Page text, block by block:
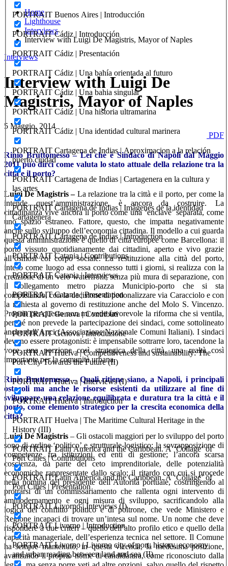
PORTRAIT Buenos Aires | Introducción
PORTRAIT Cádiz | Introducción
PORTRAIT Cádiz | Presentación
PORTRAIT Cádiz | Una bahía orientada al futuro
PORTRAIT Cádiz | Una bahia singular
PORTRAIT Cádiz | Una historia ultramarina
PORTRAIT Cádiz | Una identidad cultural marinera
PORTRAIT Cartagena de Indias | Aproximacion a la relación
puerto ciudad
PORTRAIT Cartagena de Indias | Cartagenera en la cultura y
las artes
PORTRAIT Cartagena de Indias | Imágenes de la identidad
Cartagenera
PORTRAIT Cartagena de Indias | Introduction
PORTRAIT Catania | Contributions
PORTRAIT Catania | Interviews
PORTRAIT Catania | Presentation
PORTRAIT Genova | Contributi
PORTRAIT Genova | Introduzione
PORTRAIT Huelva | Competitiveness and sustainability: The
Port City Towards the Future (II)
PORTRAIT Huelva | Interviews (I)
PORTRAIT Huelva | Introduction
PORTRAIT Huelva | The Maritime Cultural Heritage in the
History (III)
PORTRAIT Latin America and the Caribbean. A ‘Collage’ of
Port Cities | Contributions
PORTRAIT Latin America and the Caribbean. A ‘Collage’ of
Port Cities | Presentation
PORTRAIT Livorno | Inteviews (I)
PORTRAIT Livorno | Introduction
PORTRAIT Livorno | Livorno city of port: history, economy
and urban reading between land and sea (II)
Home
Lighthouse
Interviews
Interview with Luigi De Magistris, Mayor of Naples
Interviews
Interview with Luigi De
Magistris, Mayor of Naples
5 Maggio, 2014
PDF
Rinio Bruttomesso –Lei che è Sindaco di Napoli dal Maggio
2011 può dirci come valuta lo stato attuale della relazione tra la
città e il porto?
Luigi De Magistris – La relazione tra la città e il porto, per come la
intende quest’amministrazione, è ancora da costruire. La
cittadinanza vive ancora il porto come una ‘enclave’ separata, come
uno spazio estraneo. Fattore, questo, che impatta negativamente
anche sullo sviluppo dell’economia cittadina. Il modello a cui guarda
questa amministrazione è quello di città europee come Barcellona: il
porto vissuto quotidianamente dai cittadini, aperto e vivo grazie
all’osmosi col corpo sociale. La restituzione alla città del porto,
inteso come luogo ad essa connesso tutti i giorni, si realizza con la
creazione di un vero waterfront, senza più mura di separazione, con
il collegamento metro piazza Municipio-porto che si sta
completando, con la decisione di pedonalizzare via Caracciolo e con
la richiesta al governo di restituzione anche del Molo S. Vincenzo.
Proprio per questo non mi vede favorevole la riforma che si ventila,
perché non prevede la partecipazione dei sindaci, come sottolineato
anche dall’Anci (Associazione Nazionale Comuni Italiani). I sindaci
devono essere protagonisti: è impensabile sottrarre loro, tacendone la
voce, una porzione così strategica della città, una realtà così
importante per la comunità urbana.
Rinio Bruttomesso – Quali ritiene siano, a Napoli, i principali
ostacoli ma anche le risorse esistenti da utilizzare al fine di
sviluppare una relazione equilibrata e duratura tra la città e il
porto, come elemento strategico per la crescita economica della
città?
Luigi De Magistris – Gli ostacoli maggiori per lo sviluppo del porto
sono di ordine ‘politico’ e strutturale-logistico: la sovrapposizione di
competenze fra istituzioni ed enti di gestione; l’ancora scarsa
coscienza, da parte del ceto imprenditoriale, delle potenzialità
economiche rappresentate dallo scalo; il ritardo con cui si procede
nella nomina del presidente dell’Autorità portuale, costringendo al
protrarsi di un commissariamento che rallenta ogni intervento di
ammodernamento e ogni misura di sviluppo, sacrificandolo alla
logica del conflitto politico e di poltrone, che vede Ministero e
Regione incapaci di trovare un’intesa sul nome. Un nome che deve
rispondere a due criteri – quello dell’alto profilo etico e quello della
capacità manageriale, dell’esperienza tecnica nel settore. Il Comune
ha sempre mantenuto, in questa vicenda, la medesima posizione,
avanzando il proprio nome di candidatura, come riconosciuto dalla